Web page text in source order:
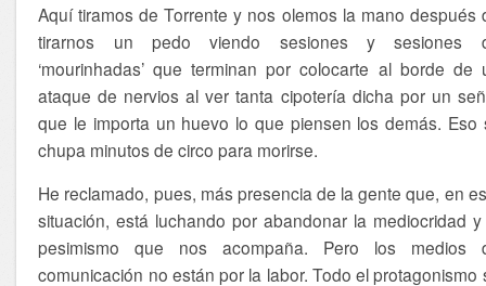
Aquí tiramos de Torrente y nos olemos la mano después
tirarnos un pedo viendo sesiones y sesiones
‘mourinhadas’ que terminan por colocarte al borde de
ataque de nervios al ver tanta cipotería dicha por un
que le importa un huevo lo que piensen los demás. Eso
chupa minutos de circo para morirse.
He reclamado, pues, más presencia de la gente que, en
situación, está luchando por abandonar la mediocridad
pesimismo que nos acompaña. Pero los medios
comunicación no están por la labor. Todo el protagonismo